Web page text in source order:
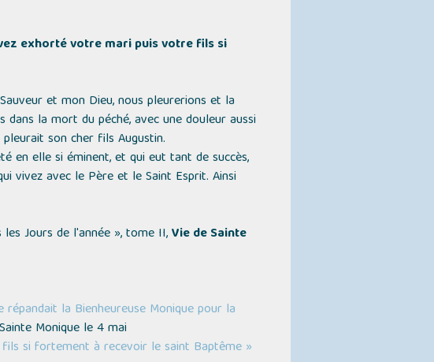
exhorté votre mari puis votre fils si
et mon Dieu, nous pleurerions et la
la mort du péché, avec une douleur aussi
son cher fils Augustin.
en elle si éminent, et qui eut tant de succès,
vivez avec le Père et le Saint Esprit. Ainsi
Jours de l'année », tome II,Vie de Sainte
la Bienheureuse Monique pour la
Monique le 4 mai
si fortement à recevoir le saint Baptême »